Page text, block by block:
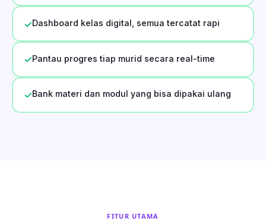
✓Dashboard kelas digital, semua tercatat rapi
✓Pantau progres tiap murid secara real-time
✓Bank materi dan modul yang bisa dipakai ulang
FITUR UTAMA